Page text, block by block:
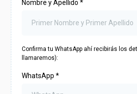
Nombre y Apellido *
Confirma tu WhatsApp ahí recibirás los
llamaremos):
WhatsApp *